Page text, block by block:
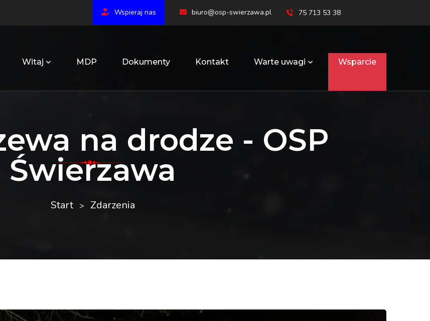
Wspieraj nas biuro@osp-swierzawa.pl 75 713 53 38
Witaj MDP Dokumenty Kontakt Warte uwagi Wsparcie
na drodze - OSP
Świerzawa
Start Zdarzenia